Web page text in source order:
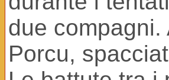
due
Porcu,